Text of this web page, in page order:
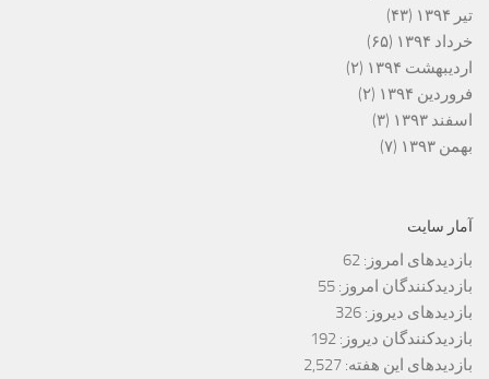
تیر ۱۳۹۴
(۴۳)
خرداد ۱۳۹۴
(۶۵)
اردیبهشت ۱۳۹۴
(۲)
فروردین ۱۳۹۴
(۲)
اسفند ۱۳۹۳
(۳)
بهمن ۱۳۹۳
(۷)
آمار سایت
بازدیدهای امروز: 62
بازدیدکنندگان امروز: 55
بازدیدهای دیروز: 326
بازدیدکنندگان دیروز: 192
بازدیدهای این هفته: 2,527